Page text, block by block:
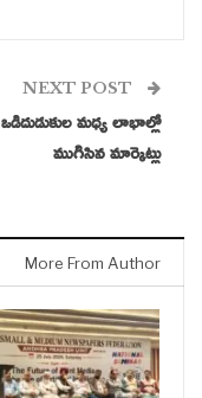
NEXT POST
ఒడిదుడుకుల మధ్య లాభాల్లో
ముగిసిన మార్కెట్లు
More From Author